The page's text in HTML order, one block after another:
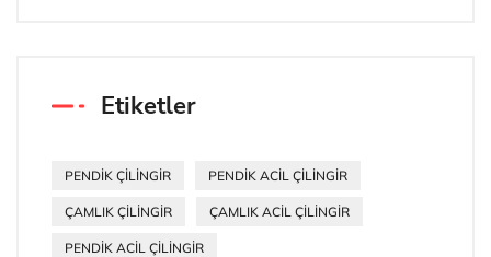
Etiketler
PENDİK ÇİLİNGİR PENDİK ACİL ÇİLİNGİR
ÇAMLIK ÇİLİNGİR ÇAMLIK ACİL ÇİLİNGİR
PENDİK ACİL ÇİLİNGİR